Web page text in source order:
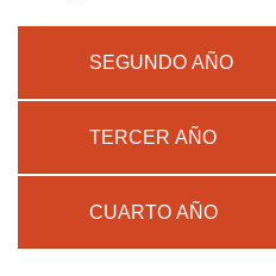
SEGUNDO AÑO
TERCER AÑO
CUARTO AÑO